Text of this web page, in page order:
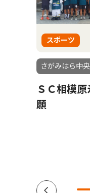
スポーツ
さがみはら中
ＳＣ相模
願